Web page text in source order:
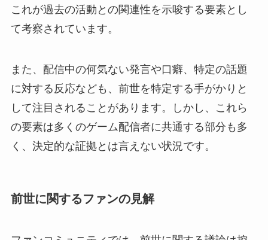
これが過去の活動との関連性を示唆する要素とし
て考察されています。
また、配信中の何気ない発言や口癖、特定の話題
に対する反応なども、前世を特定する手がかりと
して注目されることがあります。しかし、これら
の要素は多くのゲーム配信者に共通する部分も多
く、決定的な証拠とは言えない状況です。
前世に関するファンの見解